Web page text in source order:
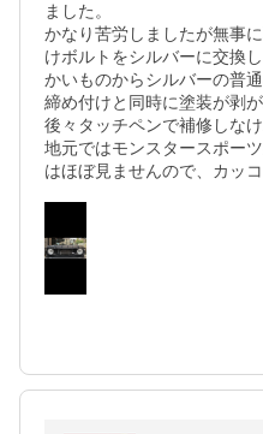
ました。
かなり苦労しましたが無事
けボルトをシルバーに交換
かいものからシルバーの普
締め付けと同時に塗装が剥
後々タッチペンで補修しな
地元ではモンスタースポー
はほぼ見ませんので、カッ